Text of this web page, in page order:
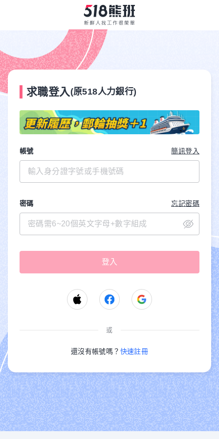
求職登入 (原518人力銀行)
帳號 簡訊登入
密碼 忘記密碼
或
還沒有帳號嗎？ 快速註冊